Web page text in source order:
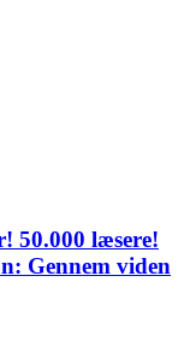
50.000 læsere!
Gennem viden